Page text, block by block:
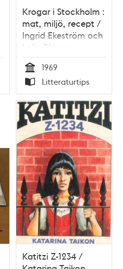
Krogar i Stockholm :
mat, miljö, recept /
Ingrid Ekeström och
Leila Fåhræus
Tid
1969
Typ
Litteraturtips
Katitzi Z-1234 /